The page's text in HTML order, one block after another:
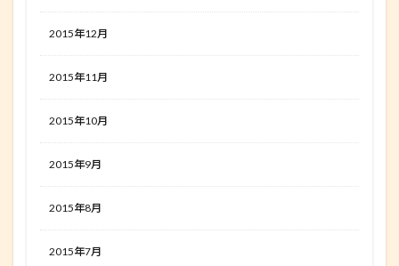
2015年12月
2015年11月
2015年10月
2015年9月
2015年8月
2015年7月